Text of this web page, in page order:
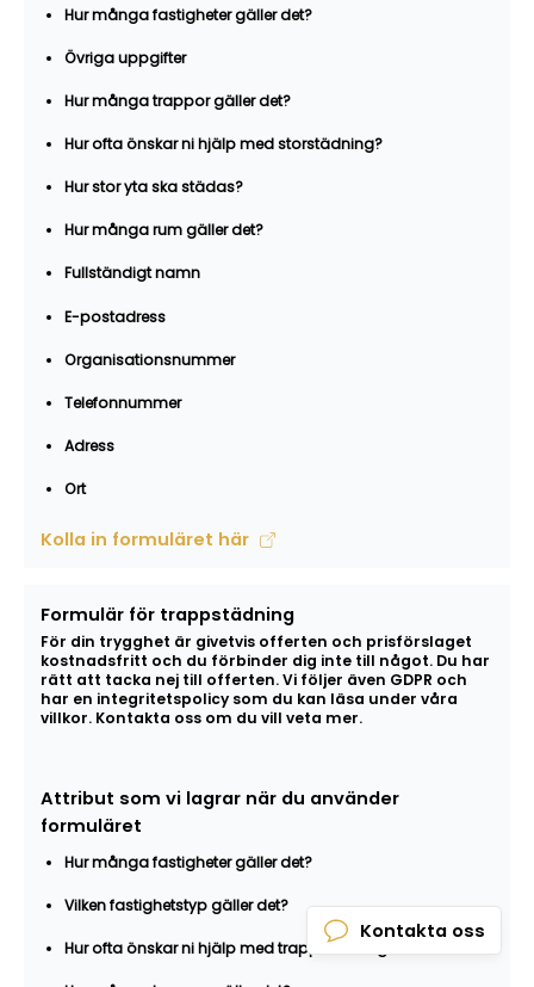
Hur många fastigheter gäller det?
Övriga uppgifter
Hur många trappor gäller det?
Hur ofta önskar ni hjälp med storstädning?
Hur stor yta ska städas?
Hur många rum gäller det?
Fullständigt namn
E-postadress
Organisationsnummer
Telefonnummer
Adress
Ort
Kolla in formuläret här
Formulär för trappstädning
För din trygghet är givetvis offerten och prisförslaget
kostnadsfritt och du förbinder dig inte till något. Du har
rätt att tacka nej till offerten. Vi följer även GDPR och
har en integritetspolicy som du kan läsa under våra
villkor. Kontakta oss om du vill veta mer.
Attribut som vi lagrar när du använder
formuläret
Hur många fastigheter gäller det?
Vilken fastighetstyp gäller det?
Hur ofta önskar ni hjälp med trappstädning?
Kontakta oss